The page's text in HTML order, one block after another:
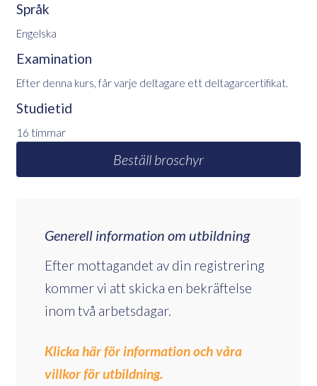
Språk
Engelska
Examination
Efter denna kurs, får varje deltagare ett deltagarcertifikat.
Studietid
16 timmar
Beställ broschyr
Generell information om utbildning
Efter mottagandet av din registrering
kommer vi att skicka en bekräftelse
inom två arbetsdagar.
Klicka här för information och våra
villkor för utbildning.